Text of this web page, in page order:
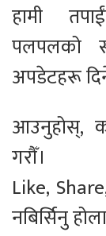
हामी
पलपलको
अपडेटहरू
आउनुहोस्,
गरौँ।
Like,
नबिर्सिनु